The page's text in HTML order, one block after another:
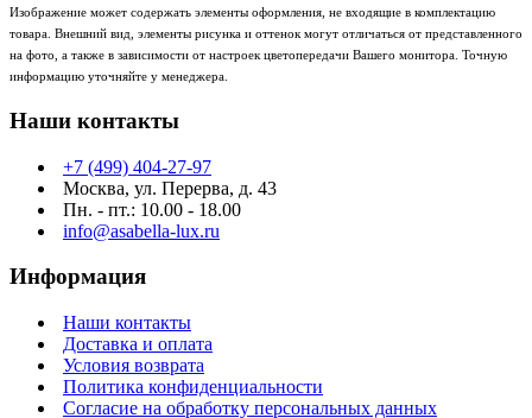
Изображение может содержать элементы оформления, не входящие в комплектацию
товара. Внешний вид, элементы рисунка и оттенок могут отличаться от представленного
на фото, а также в зависимости от настроек цветопередачи Вашего монитора. Точную
информацию уточняйте у менеджера.
Наши контакты
+7 (499) 404-27-97
Москва, ул. Перерва, д. 43
Пн. - пт.: 10.00 - 18.00
info@asabella-lux.ru
Информация
Наши контакты
Доставка и оплата
Условия возврата
Политика конфиденциальности
Согласие на обработку персональных данных